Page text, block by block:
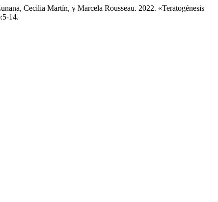
Cecilia Martín, y Marcela Rousseau. 2022. «Teratogénesis
14.